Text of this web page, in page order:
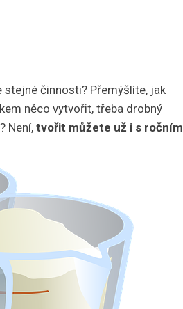
stejné činnosti? Přemýšlíte, jak
něco vytvořit, třeba drobný
Není, tvořit můžete už i s ročním